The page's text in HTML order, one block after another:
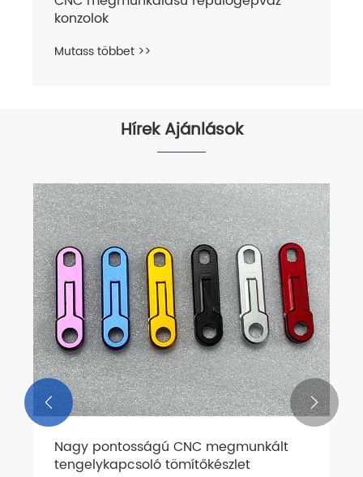
konzolok
Mutass többet >>
Hírek Ajánlások
Nagy pontosságú CNC megmunkált
tengelykapcsoló tömítőkészlet
 